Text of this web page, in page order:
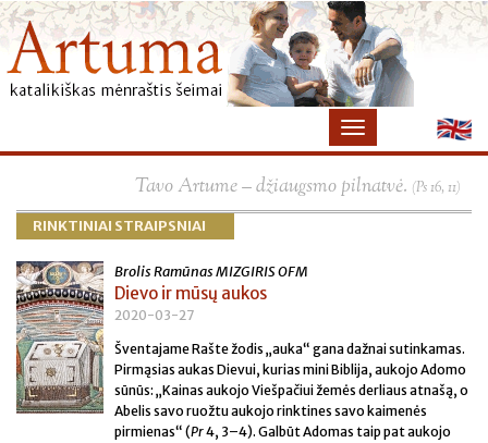
Tavo Artume – džiaugsmo pilnatvė. (Ps 16, 11)
RINKTINIAI STRAIPSNIAI
Brolis Ramūnas MIZGIRIS OFM
Dievo ir mūsų aukos
2020-03-27
Šventajame Rašte žodis „auka“ gana dažnai sutinkamas.
Pirmąsias aukas Dievui, kurias mini Biblija, aukojo Adomo
sūnūs: „Kainas aukojo Viešpačiui žemės derliaus atnašą, o
Abelis savo ruožtu aukojo rinktines savo kaimenės
pirmienas“ (Pr4, 3–4). Galbūt Adomas taip pat aukojo
×